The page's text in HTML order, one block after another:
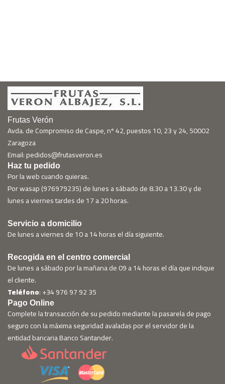
Frutas Verón
Avda. de Compromiso de Caspe, nº 42, puestos 10, 23 y 24, 50002
Zaragoza
Email: pedidos@frutasveron.es
Haz tu pedido
Por la web cuando quieras.
Por wasap (976979235) de lunes a sábado de 8.30 a 13.30 y de
lunes a viernes tardes de 17 a 20 horas.
Servicio a domicilio
De lunes a viernes de 10 a 14 horas el día siguiente.
Recogida en el centro comercial
De lunes a sábado por la mañana de 09 a 14 horas el día que indique
el cliente.
Teléfono: +34 976 97 92 35
Pago Online
Complete la transacción de su pedido mediante la pasarela de pago
seguro con la máxima seguridad avaladas por el servidor de la
entidad bancaria Banco Santander.